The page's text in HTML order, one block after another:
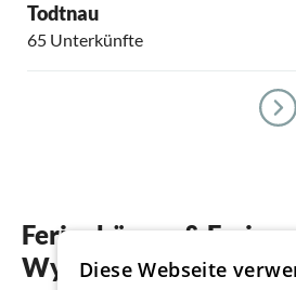
Todtnau
65 Unterkünfte
Ferienhäuser &
WyhlDiese Webseite